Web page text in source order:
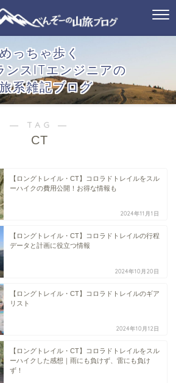
めっちゃ歩く
ンスITエンジニアの
系雑記ブログ
― TAG ―
CT
【ロングトレイル・CT】コロラドトレイルをスル
ーハイクの費用公開！お得な情報も
2024年11月1日
【ロングトレイル・CT】コロラドトレイルの行程
データと計画に役立つ情報
2024年10月20日
【ロングトレイル・CT】コロラドトレイルのギア
リスト
2024年10月12日
【ロングトレイル・CT】コロラドトレイルをスル
ーハイクした感想｜雨にも負けず、雷にも負け
ず！